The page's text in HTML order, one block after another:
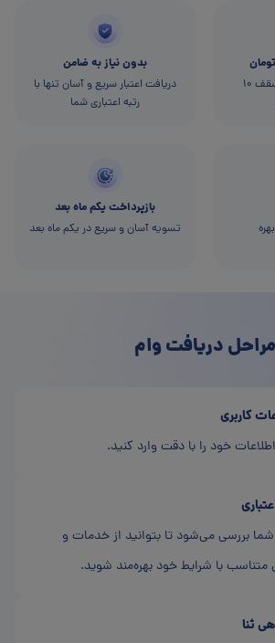
کمک هزینه نقدی تا سقف ۱۰
بدون نیاز به ضامن
دریافت اعتبار سریع و آسان تنها با
رتبه اعتباری شما
بازپرداخت یکم ماه بعد
تسویه آسان و سریع در یکم ماه بعد
مراحل دریافت وام
کاربری
خود را با دقت وارد کنید.
شما بررسی می‌شود تا بتوانید از خدمات و
متناسب با شرایط خود بهره‌مند شوید.
ثنا